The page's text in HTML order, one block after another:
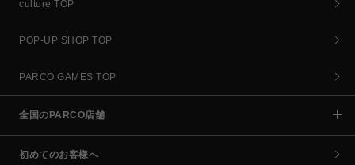
culture TOP
POP-UP SHOP TOP
PARCO GAMES TOP
全国のPARCO店舗
初めてのお客様へ